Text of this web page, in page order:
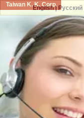
Taiwan K. K. Corp.
English| Русский|